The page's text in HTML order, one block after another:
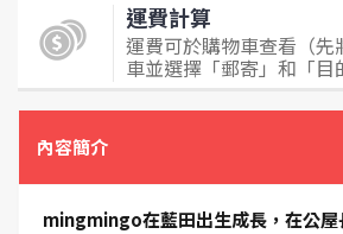
運費計算
運費可於購物車查看（
車並選擇「郵寄」和「目
內容簡介
mingmingo在藍田出生成長，在公屋